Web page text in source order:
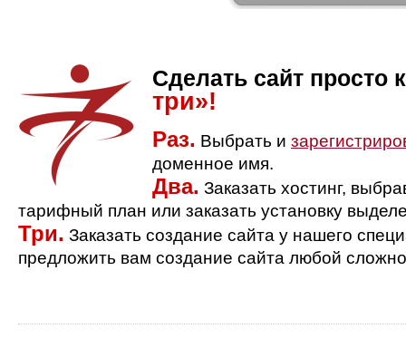
Сделать сайт просто
три»!
Раз. Выбрать и
доменное имя.
Два. Заказать хостинг,
тарифный план или заказать установку
Три. Заказать создание сайта у нашего
предложить вам создание сайта любой